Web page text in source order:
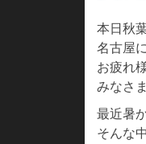
本日秋
名古屋
お疲れ
みなさ
最近暑
そんな